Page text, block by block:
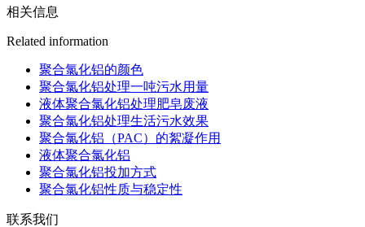
相关信息
Related information
聚合氯化铝的颜色
聚合氯化铝处理一吨污水用量
液体聚合氯化铝处理肥皂废液
聚合氯化铝处理生活污水效果
聚合氯化铝（PAC）的絮凝作用
液体聚合氯化铝
聚合氯化铝投加方式
聚合氯化铝性质与稳定性
联系我们